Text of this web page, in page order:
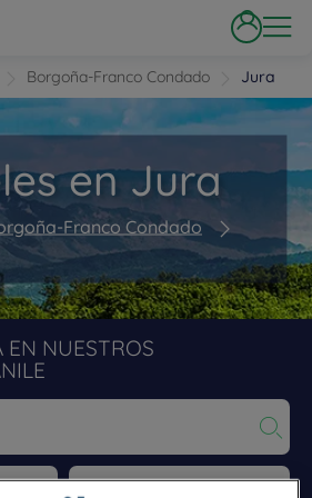
Borgoña-Franco Condado Jura
en Jura
Franco Condado
EN NUESTROS